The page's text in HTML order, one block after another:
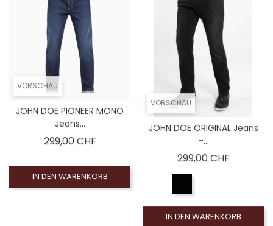
VORSCHAU
JOHN DOE PIONEER MONO
Jeans...
299,00 CHFPreis
IN DEN WARENKORB
VORSCHAU
JOHN DOE ORIGINAL Jeans
–...
299,00 CHFPreis
IN DEN WARENKORB